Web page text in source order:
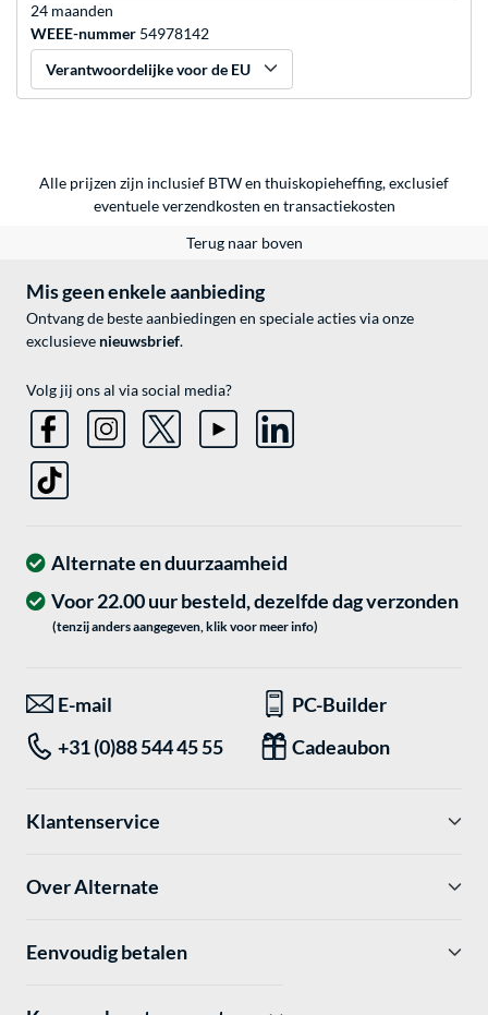
24 maanden
WEEE-nummer 54978142
Verantwoordelijke voor de EU
Alle prijzen zijn inclusief BTW en thuiskopieheffing, exclusief
eventueleverzendkosten en transactiekosten
Terug naar boven
Mis geen enkele aanbieding
Ontvang de beste aanbiedingen en speciale acties via onze
exclusieve nieuwsbrief.
Volg jij ons al via social media?
Alternate en duurzaamheid
Voor 22.00 uur besteld, dezelfde dag verzonden
(tenzij anders aangegeven, klik voor meer info)
E-mail
PC-Builder
+31 (0)88 544 45 55
Cadeaubon
Klantenservice
Over Alternate
Eenvoudig betalen